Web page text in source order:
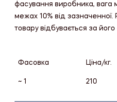
фасування виробника, вага
межах 10% від зазначенної.
товару відбувається за
Фасовка Ціна/кг.
~ 1 210